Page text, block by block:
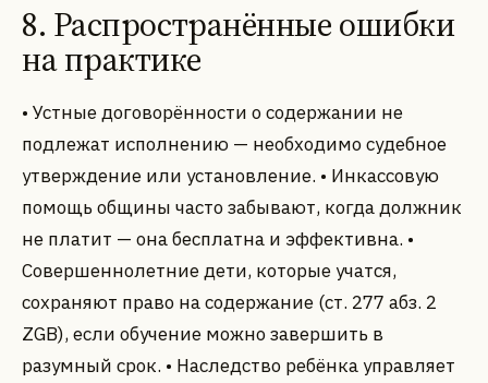
8. Распространённые ошибки
на практике
• Устные договорённости о содержании не
подлежат исполнению — необходимо судебное
утверждение или установление. • Инкассовую
помощь общины часто забывают, когда должник
не платит — она бесплатна и эффективна. •
Совершеннолетние дети, которые учатся,
сохраняют право на содержание (ст. 277 абз. 2
ZGB), если обучение можно завершить в
разумный срок. • Наследство ребёнка управляет